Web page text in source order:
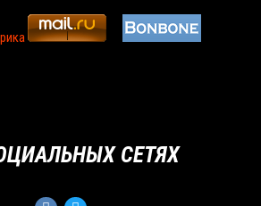
СЕТЯХ